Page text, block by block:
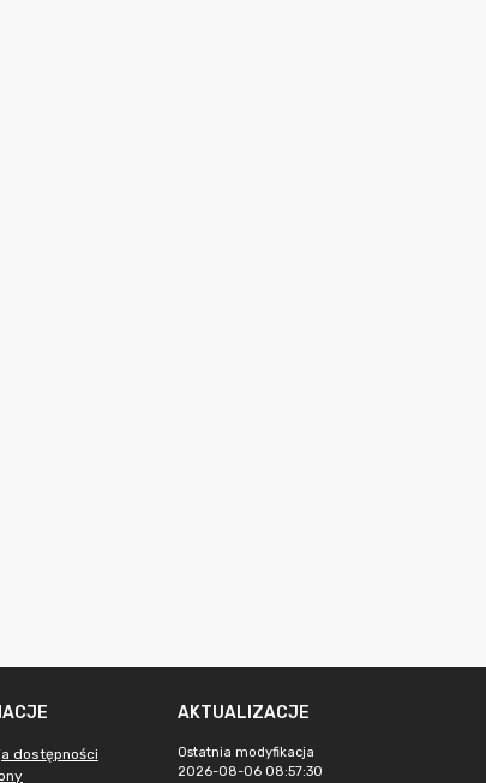
dostępności
AKTUALIZACJE
Ostatnia modyfikacja
2026-08-06 08:57:30